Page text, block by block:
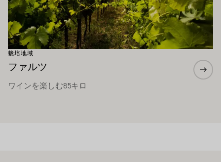
栽培地域
ファルツ
ワインを楽しむ85キロ